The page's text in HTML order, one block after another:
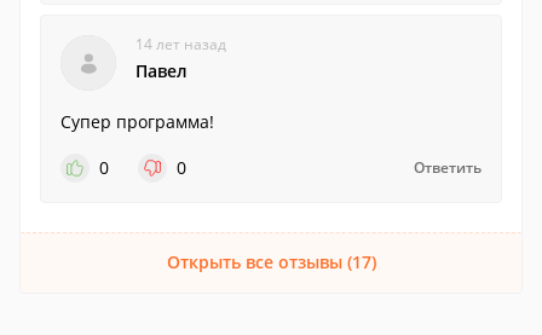
14 лет назад
Павел
Супер программа!
0
0 Ответить
Открыть все отзывы (17)